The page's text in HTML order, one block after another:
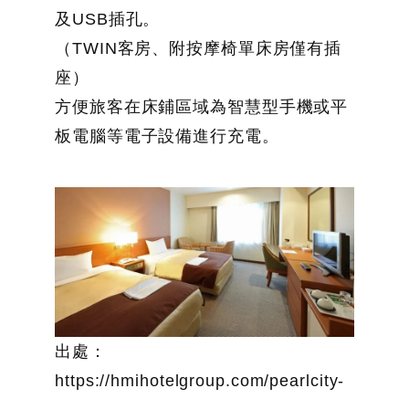
及USB插孔。
（TWIN客房、附按摩椅單床房僅有插
座）
方便旅客在床鋪區域為智慧型手機或平
板電腦等電子設備進行充電。
出處：
https://hmihotelgroup.com/pearlcity-